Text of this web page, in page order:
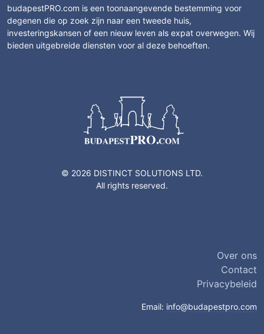
budapestPRO.com is een toonaangevende bestemming voor
degenen die op zoek zijn naar een tweede huis,
investeringskansen of een nieuw leven als expat overwegen. Wij
bieden uitgebreide diensten voor al deze behoeften.
© 2026 DISTINCT SOLUTIONS LTD.
All rights reserved.
Over ons
Contact
Privacybeleid
Email: info@budapestpro.com